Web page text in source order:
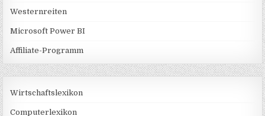
Westernreiten
Microsoft Power BI
Affiliate-Programm
Wirtschaftslexikon
Computerlexikon